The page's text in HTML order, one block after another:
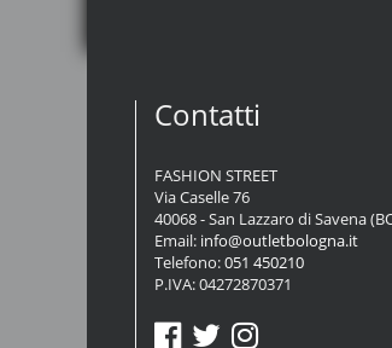
Contatti
FASHION STREET
Via Caselle 76
40068 - San Lazzaro di Savena
Email: info@outletbologna.it
Telefono:051 450210
P.IVA: 04272870371